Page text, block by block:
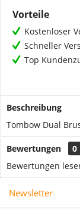
Vorteile
Kostenloser
Schneller
Top
Beschreibung
Tombow Dual
Bewertungen
0
Bewertungen
Newsletter